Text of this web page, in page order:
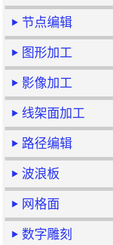
节点编辑
图形加工
影像加工
线架面加工
路径编辑
波浪板
网格面
数字雕刻